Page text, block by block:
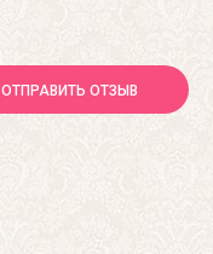
ОТПРАВИТЬ ОТЗЫВ